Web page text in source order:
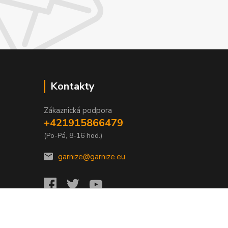
Kontakty
Zákaznická podpora
+421915866479
(Po-Pá, 8-16 hod.)
garnize@garnize.eu